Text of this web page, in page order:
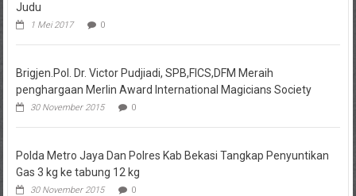
Judu
1 Mei 2017 0
Brigjen.Pol. Dr. Victor Pudjiadi, SPB,FICS,DFM Meraih
penghargaan Merlin Award International Magicians Society
30 November 2015 0
Polda Metro Jaya Dan Polres Kab Bekasi Tangkap Penyuntikan
Gas 3 kg ke tabung 12 kg
30 November 2015 0